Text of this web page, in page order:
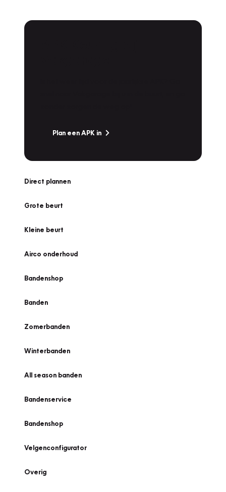
Plan een APK in
Direct plannen
Grote beurt
Kleine beurt
Airco onderhoud
Bandenshop
Banden
Zomerbanden
Winterbanden
All season banden
Bandenservice
Bandenshop
Velgenconfigurator
Overig